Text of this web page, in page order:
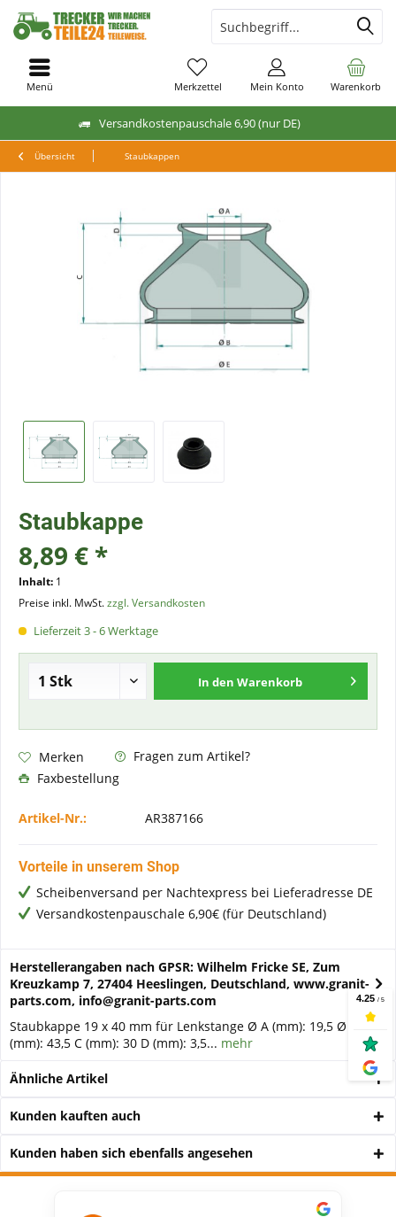
Versandkostenpauschale 6,90 (nur DE)
Warenkorb
Merkzettel Mein Konto
Menü
Übersicht Staubkappen
Staubkappe
8,89 € *
Inhalt: 1
Preise inkl. MwSt.zzgl. Versandkosten
Lieferzeit 3 - 6 Werktage
In den Warenkorb
Merken
Fragen zum Artikel?
Faxbestellung
Artikel-Nr.: AR387166
Vorteile in unserem Shop
Scheibenversand per Nachtexpress bei Lieferadresse DE
Versandkostenpauschale 6,90€ (für Deutschland)
Herstellerangaben nach GPSR: Wilhelm Fricke SE, Zum
Kreuzkamp 7, 27404 Heeslingen, Deutschland, www.granit-
parts.com, info@granit-parts.com
Staubkappe 19 x 40 mm für Lenkstange Ø A (mm): 19,5 Ø B
(mm): 43,5 C (mm): 30 D (mm): 3,5... mehr
Ähnliche Artikel
Kunden kauften auch
Kunden haben sich ebenfalls angesehen